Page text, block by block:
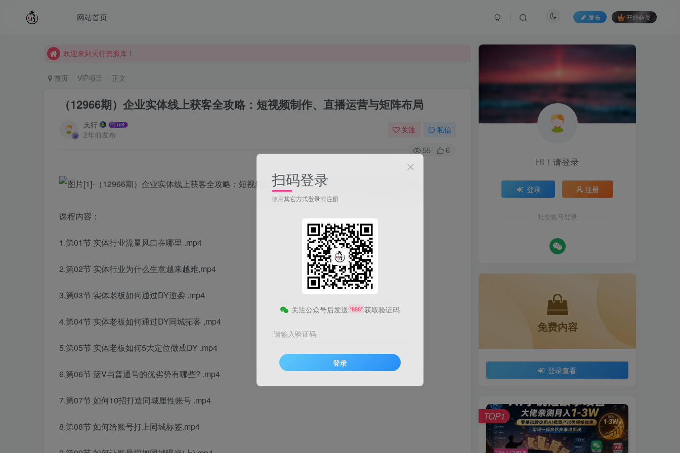
网站首页 发布 开通会员
欢迎来到天行资源库！
欢迎来到天行资源库！
首页 VIP项目 正文
（12966期）企业实体线上获客全攻略：短视频制作、直播运营与矩阵布局
天行
2年前发布
关注 私信
55 6
课程内容：
1.第01节 实体行业流量风口在哪里 .mp4
2.第02节 实体行业为什么生意越来越难,mp4
3.第03节 实体老板如何通过DY逆袭 .mp4
4.第04节 实体老板如何通过DY同城拓客 ,mp4
5.第05节 实体老板如何5大定位做成DY .mp4
6.第06节 蓝V与普通号的优劣势有哪些? .mp4
7.第07节 如何10招打造同城厘性账号 .mp4
8.第08节 如何给账号打上同城标签.mp4
HI！请登录
登录 注册
社交账号登录
免费内容
登录查看
TOP1
扫码登录
使用其它方式登录或注册
关注公众号后发送 “888” 获取验证码
请输入验证码
登录